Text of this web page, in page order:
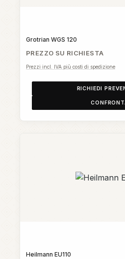
Grotrian WGS 120
PREZZO SU RICHIESTA
Prezzi incl. IVA più costi di spedizione
RICHIEDI
Heilmann EU110